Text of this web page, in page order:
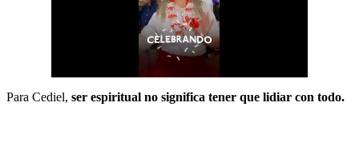
Para Cediel, ser espiritual no significa tener que lidiar con todo.